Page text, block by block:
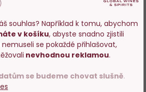
OVĚŘENÝ ZÁKAZNÍK
04.01.2021
souhlas? Například k tomu, abychom
v košíku, abyste snadno zjistili
nemuseli se pokaždé přihlašovat,
nevhodnou reklamou.
se budeme chovat slušně.
na stránky
alkoholu. Prosím